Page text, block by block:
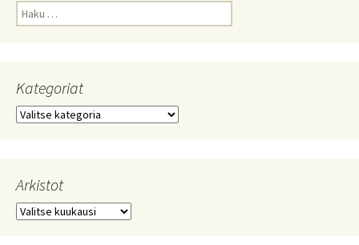
Haku:
Kategoriat
Kategoriat
Arkistot
Arkistot